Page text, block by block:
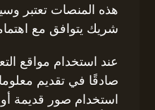
هذه المنصات تعتبر
شريك يتوافق مع
عند استخدام مواقع
صادقًا في تقديم
استخدام صور قديمة